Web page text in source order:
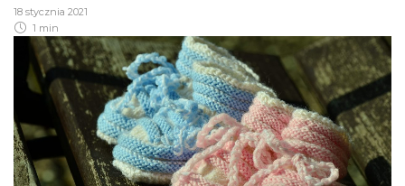
18 stycznia 2021
1 min